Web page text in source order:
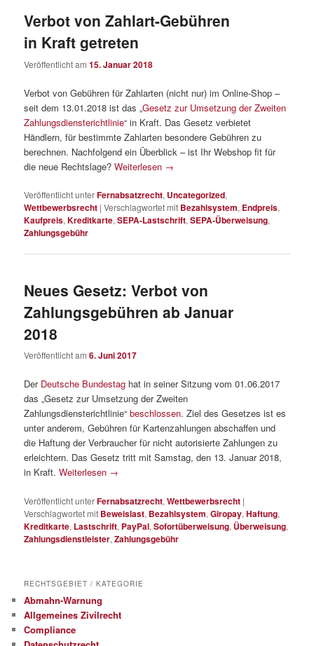
Verbot von Zahlart-Gebühren
in Kraft getreten
Veröffentlicht am15. Januar 2018
Verbot von Gebühren für Zahlarten (nicht nur) im Online-Shop –
seit dem 13.01.2018 ist das „Gesetz zur Umsetzung der Zweiten
Zahlungsdiensterichtlinie“ in Kraft. Das Gesetz verbietet
Händlern, für bestimmte Zahlarten besondere Gebühren zu
berechnen. Nachfolgend ein Überblick – ist Ihr Webshop fit für
die neue Rechtslage?Weiterlesen →
Veröffentlicht unterFernabsatzrecht, Uncategorized,
Wettbewerbsrecht |Verschlagwortet mit Bezahlsystem, Endpreis,
Kaufpreis,Kreditkarte,SEPA-Lastschrift,SEPA-Überweisung,
Zahlungsgebühr
Neues Gesetz: Verbot von
Zahlungsgebühren ab Januar
2018
Veröffentlicht am6. Juni 2017
Der Deutsche Bundestag hat in seiner Sitzung vom 01.06.2017
das „Gesetz zur Umsetzung der Zweiten
Zahlungsdiensterichtlinie“beschlossen. Ziel des Gesetzes ist es
unter anderem, Gebühren für Kartenzahlungen abschaffen und
die Haftung der Verbraucher für nicht autorisierte Zahlungen zu
erleichtern. Das Gesetz tritt mit Samstag, den 13. Januar 2018,
in Kraft.Weiterlesen →
Veröffentlicht unterFernabsatzrecht,Wettbewerbsrecht |
Verschlagwortet mit Beweislast, Bezahlsystem,Giropay,Haftung,
Kreditkarte, Lastschrift, PayPal,Sofortüberweisung, Überweisung,
Zahlungsdienstleister,Zahlungsgebühr
RECHTSGEBIET / KATEGORIE
Abmahn-Warnung
Allgemeines Zivilrecht
Compliance